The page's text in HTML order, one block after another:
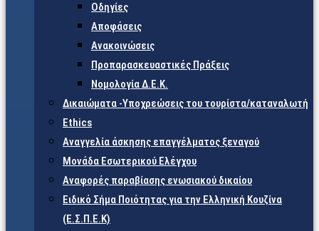
Οδηγίες
Αποφάσεις
Ανακοινώσεις
Προπαρασκευαστικές Πράξεις
Νομολογία Δ.Ε.Κ.
Δικαιώματα -Υποχρεώσεις του τουρίστα/καταναλωτή
Ethics
Αναγγελία άσκησης επαγγέλματος ξεναγού
Μονάδα Εσωτερικού Ελέγχου
Αναφορές παραβίασης ενωσιακού δικαίου
Ειδικό Σήμα Ποιότητας για την Ελληνική Κουζίνα
(Ε.Σ.Π.Ε.Κ)